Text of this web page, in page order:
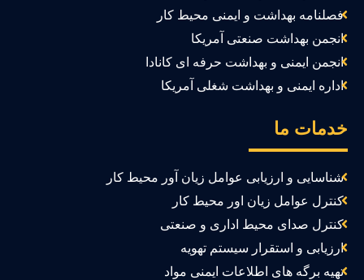
فصلنامه بهداشت و ایمنی محیط کار
انجمن بهداشت صنعتی آمریکا
انجمن ایمنی و بهداشت حرفه ای کانادا
اداره ایمنی و بهداشت شغلی آمریکا
ما
شناسایی و ارزیابی عوامل زیان آور محیط کار
کنترل عوامل زیان اور محیط کار
کنترل صدای محیط اداری و صنعتی
ارزیابی و استقرار سیستم تهویه
تهیه برگه های اطلاعات ایمنی مواد